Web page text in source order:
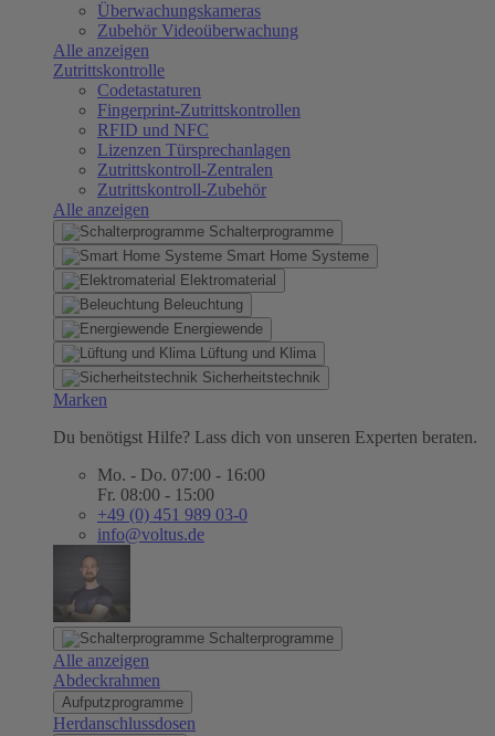
Überwachungskameras
Zubehör Videoüberwachung
Alle anzeigen
Zutrittskontrolle
Codetastaturen
Fingerprint-Zutrittskontrollen
RFID und NFC
Lizenzen Türsprechanlagen
Zutrittskontroll-Zentralen
Zutrittskontroll-Zubehör
Alle anzeigen
Schalterprogramme
Smart Home Systeme
Elektromaterial
Beleuchtung
Energiewende
Lüftung und Klima
Sicherheitstechnik
Marken
Du benötigst Hilfe? Lass dich von unseren Experten beraten.
Mo. - Do. 07:00 - 16:00
Fr. 08:00 - 15:00
+49 (0) 451 989 03-0
info@voltus.de
Schalterprogramme
Alle anzeigen
Abdeckrahmen
Aufputzprogramme
Herdanschlussdosen